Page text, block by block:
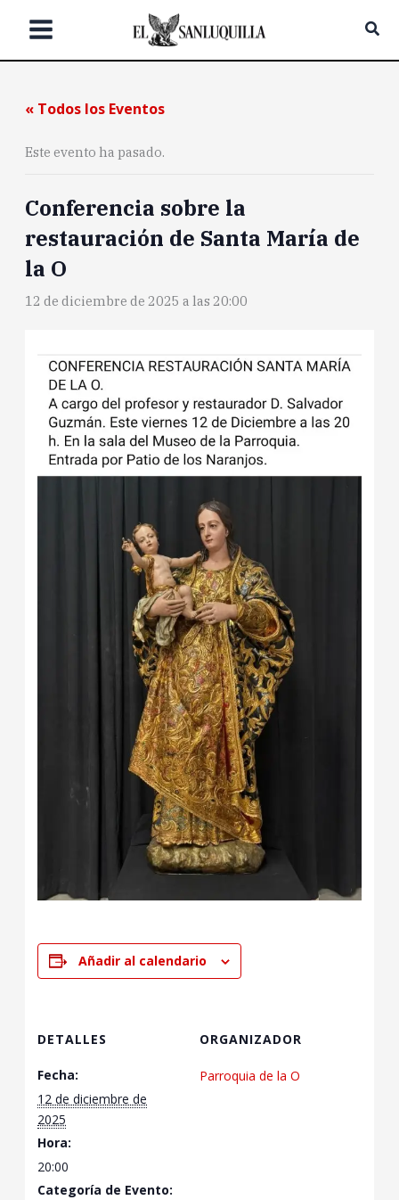
« Todos los Eventos
Este evento ha pasado.
Conferencia sobre la
restauración de Santa María de
la O
12 de diciembre de 2025 a las 20:00
Añadir al calendario
DETALLES
Fecha:
12 de diciembre de
2025
Hora:
20:00
Categoría de Evento:
ORGANIZADOR
Parroquia de la O